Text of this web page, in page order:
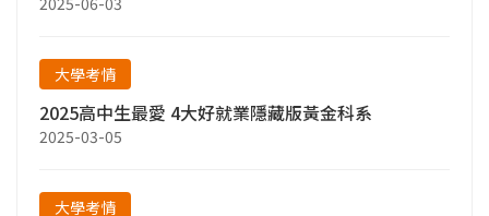
大學考情
2025高中生最愛 4大好就業隱藏版黃金科系
2025-03-05
大學考情